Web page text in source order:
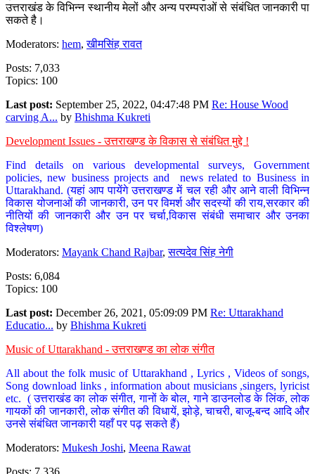
उत्तराखंड के विभिन्न स्थानीय मेलों और अन्य परम्पराओं से संबंधित जानकारी पा
सकते है।
Moderators: hem,खीमसिंह रावत
Posts: 7,033
Topics: 100
Last post: September 25, 2022, 04:47:48 PM Re: House Wood
carving A... by Bhishma Kukreti
Development Issues - उत्तराखण्ड के विकास से संबंधित मुद्दे !
Find details on various developmental surveys, Government
policies, new business projects and news related to Business in
Uttarakhand. (यहां आप पायेंगे उत्तराखण्ड में चल रही और आने वाली विभिन्न
विकास योजनाओं की जानकारी, उन पर विमर्श और सदस्यों की राय,सरकार की
नीतियों की जानकारी और उन पर चर्चा,विकास संबंधी समाचार और उनका
विश्लेषण)
Moderators: Mayank Chand Rajbar,सत्यदेव सिंह नेगी
Posts: 6,084
Topics: 100
Last post: December 26, 2021, 05:09:09 PM Re: Uttarakhand
Educatio... by Bhishma Kukreti
Music of Uttarakhand - उत्तराखण्ड का लोक संगीत
All about the folk music of Uttarakhand , Lyrics , Videos of songs,
Song download links , information about musicians ,singers, lyricist
etc. ( उत्तराखंड का लोक संगीत, गानों के बोल, गाने डाउनलोड के लिंक, लोक
गायकों की जानकारी, लोक संगीत की विधायें, झोड़े, चाचरी, बाजू-बन्द आदि और
उनसे संबंधित जानकारी यहाँ पर पढ़ सकते हैं)
Moderators: Mukesh Joshi, Meena Rawat